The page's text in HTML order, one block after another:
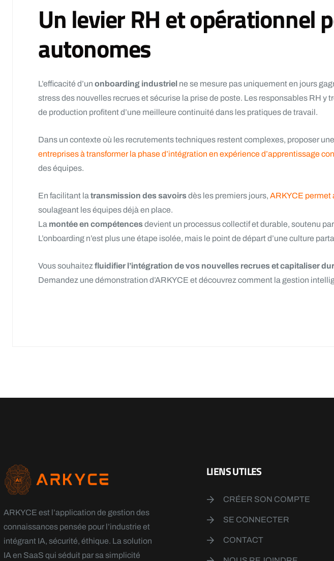
Un levier RH et opérationnel
autonomes
L’efficacité d’un onboarding industriel ne se mesure pas uniquement en jours
stress des nouvelles recrues et sécurise la prise de poste. Les responsables RH
de production profitent d’une meilleure continuité dans les pratiques de travail.
Dans un contexte où les recrutements techniques restent complexes, proposer
entreprises à transformer la phase d’intégration en expérience d’apprentissage
des équipes.
En facilitant la transmission des savoirsdès les premiers jours, ARKYCE permet
soulageant les équipes déjà en place.
La montée en compétencesdevient un processus collectif et durable, soutenu par
L’onboarding n’est plus une étape isolée, mais le point de départ d’une culture
Vous souhaitez fluidifier l’intégration de vos nouvelles recrues et capitaliser
Demandez une démonstration d’ARKYCE et découvrez comment la gestion
ARKYCE est l’application de gestion des
connaissances pensée pour l’industrie et
intégrant IA, sécurité, éthique. La solution
IA en SaaS qui séduit par sa simplicité
LIENS UTILES
CRÉER SON COMPTE
SE CONNECTER
CONTACT